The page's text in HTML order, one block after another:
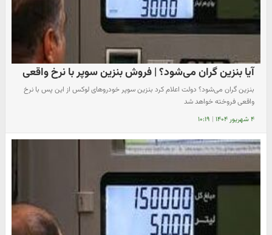
آیا بنزین گران می‌شود؟ | فروش بنزین سوپر با نرخ واقعی
بنزین گران می‌شود؟ دولت اعلام کرد بنزین سوپر خودروهای لوکس از این پس با نرخ
واقعی فروخته خواهد شد
۴ شهریور ۱۴۰۴ | ۱۰:۱۹